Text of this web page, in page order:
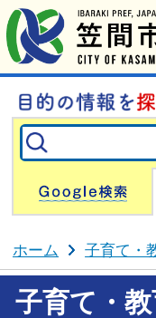
ホーム 子育て・
子育て・